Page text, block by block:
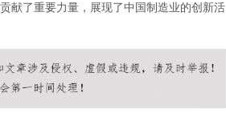
献了重要力量，展现了中国制造业的创新活